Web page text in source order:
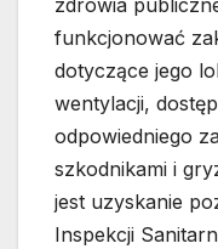
zdrowia
funkcjonować
dotyczące jego
wentylacji,
odpowiedniego
szkodnikami i
jest uzyskanie
Inspekcji